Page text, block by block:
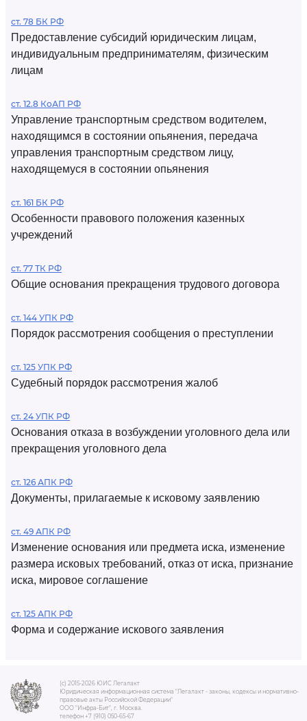
ст. 78 БК РФ
Предоставление субсидий юридическим лицам,
индивидуальным предпринимателям, физическим
лицам
ст. 12.8 КоАП РФ
Управление транспортным средством водителем,
находящимся в состоянии опьянения, передача
управления транспортным средством лицу,
находящемуся в состоянии опьянения
ст. 161 БК РФ
Особенности правового положения казенных
учреждений
ст. 77 ТК РФ
Общие основания прекращения трудового договора
ст. 144 УПК РФ
Порядок рассмотрения сообщения о преступлении
ст. 125 УПК РФ
Судебный порядок рассмотрения жалоб
ст. 24 УПК РФ
Основания отказа в возбуждении уголовного дела или
прекращения уголовного дела
ст. 126 АПК РФ
Документы, прилагаемые к исковому заявлению
ст. 49 АПК РФ
Изменение основания или предмета иска, изменение
размера исковых требований, отказ от иска, признание
иска, мировое соглашение
ст. 125 АПК РФ
Форма и содержание искового заявления
(c) 2015-2026 ЮИС Легалакт
Юридическая информационная система "Легалакт - законы, кодексы и нормативно-
правовые акты Российской Федерации"
ООО "Инфра-Бит", г. Москва.
телефон +7 (910) 050-65-67